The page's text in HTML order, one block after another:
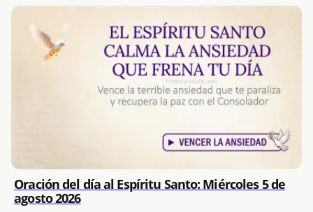
Oración del día al Espíritu Santo: Miércoles 5 de
agosto 2026